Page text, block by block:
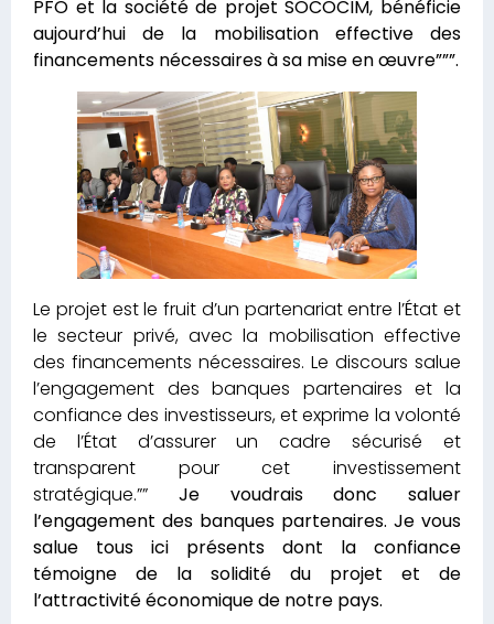
PFO et la société de projet SOCOCIM, bénéficie
aujourd’hui de la mobilisation effective des
financements nécessaires à sa mise en œuvre”””.
Le projet est le fruit d’un partenariat entre l’État et
le secteur privé, avec la mobilisation effective
des financements nécessaires. Le discours salue
l’engagement des banques partenaires et la
confiance des investisseurs, et exprime la volonté
de l’État d’assurer un cadre sécurisé et
transparent pour cet investissement
stratégique.”” Je voudrais donc saluer
l’engagement des banques partenaires. Je vous
salue tous ici présents dont la confiance
témoigne de la solidité du projet et de
l’attractivité économique de notre pays.